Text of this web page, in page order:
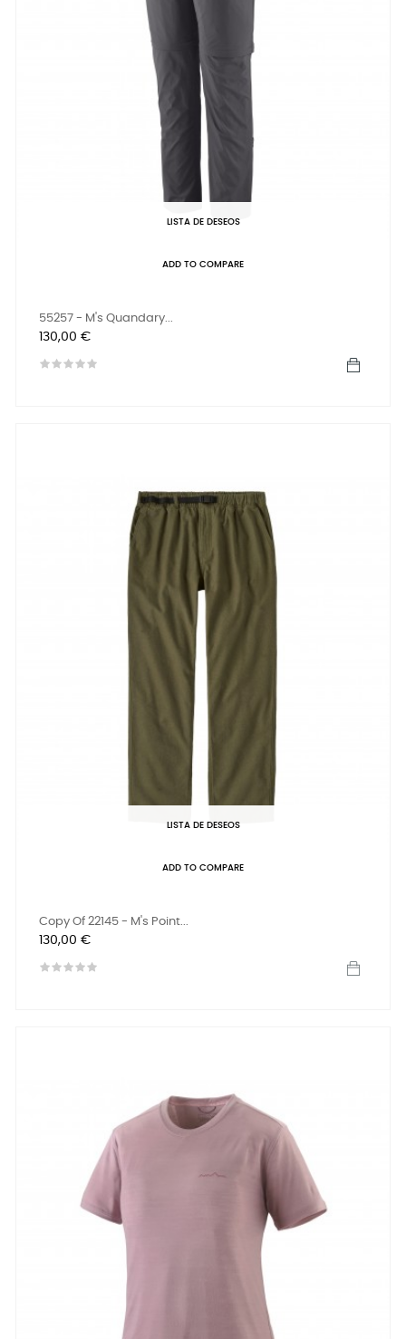
LISTA DE DESEOS
ADD TO COMPARE
55257 - M's Quandary...
Precio
130,00 €
LISTA DE DESEOS
ADD TO COMPARE
Copy Of 22145 - M's Point...
Precio
130,00 €